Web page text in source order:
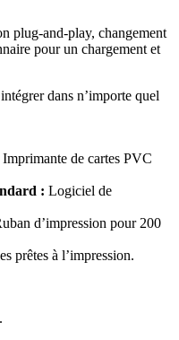
plug-and-play, changement
pour un chargement et
dans n’importe quel
Imprimante de cartes PVC
: Logiciel de
d’impression pour 200
prêtes à l’impression.